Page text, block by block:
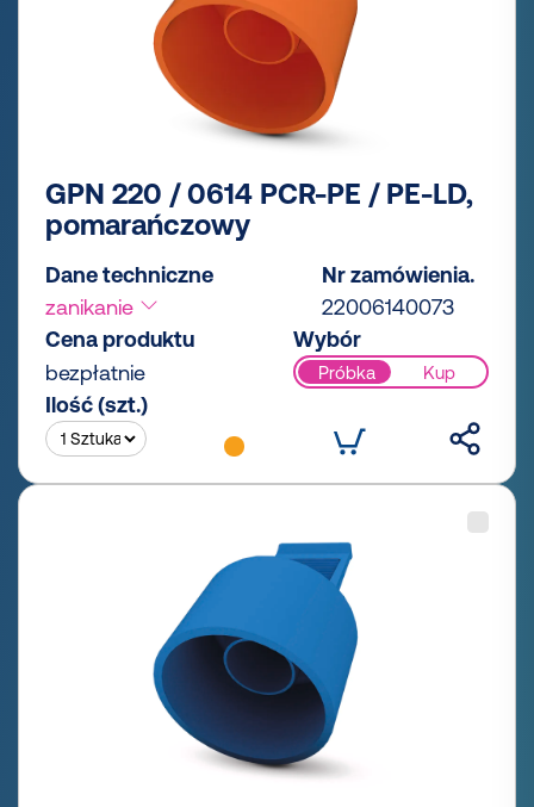
GPN 220 / 0614 PCR-PE / PE-LD,
pomarańczowy
Dane techniczne
zanikanie
Nr zamówienia.
22006140073
Cena produktu
bezpłatnie
Wybór
Próbka Kup
Ilość (szt.)